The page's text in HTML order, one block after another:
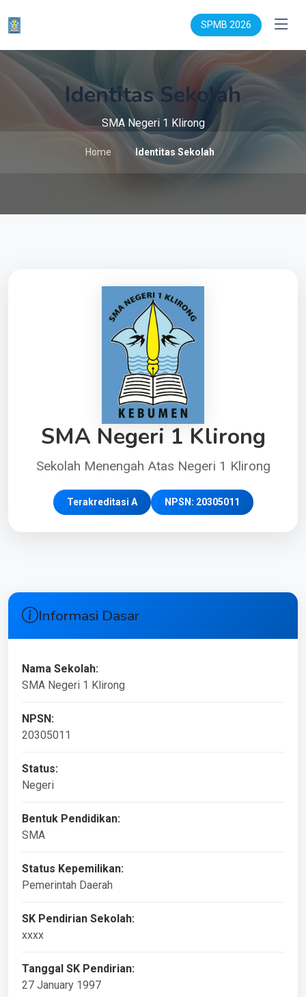
SPMB 2026
Identitas Sekolah
SMA Negeri 1 Klirong
Home Identitas Sekolah
SMA Negeri 1 Klirong
Sekolah Menengah Atas Negeri 1 Klirong
Terakreditasi A NPSN: 20305011
Informasi Dasar
Nama Sekolah:
SMA Negeri 1 Klirong
NPSN:
20305011
Status:
Negeri
Bentuk Pendidikan:
SMA
Status Kepemilikan:
Pemerintah Daerah
SK Pendirian Sekolah:
xxxx
Tanggal SK Pendirian:
27 January 1997